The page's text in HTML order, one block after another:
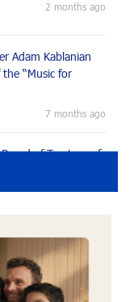
2 months ago
Adam Kablanian
“Music for
7 months ago
of Trustees of
9 months ago
in Artsakh”
at the
Futura”